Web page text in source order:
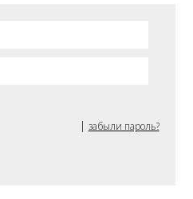
| забыли пароль?